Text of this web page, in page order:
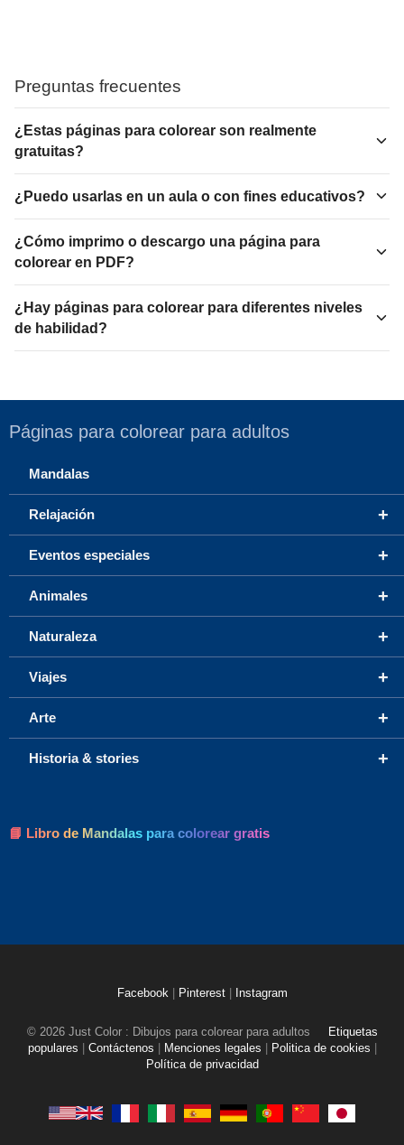
Preguntas frecuentes
¿Estas páginas para colorear son realmente
gratuitas?
¿Puedo usarlas en un aula o con fines educativos?
¿Cómo imprimo o descargo una página para
colorear en PDF?
¿Hay páginas para colorear para diferentes niveles
de habilidad?
Páginas para colorear para adultos
Mandalas
+
Relajación
+
Eventos especiales
+
Animales
+
Naturaleza
+
Viajes
+
Arte
+
Historia & stories
📘 Libro de Mandalas para colorear gratis
Facebook Pinterest Instagram
© 2026 Just Color : Dibujos para colorear para adultos
Etiquetas
populares
Contáctenos Menciones legales Politica de cookies
Política de privacidad